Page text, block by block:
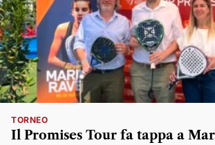
TORNEO
Il Promises Tour fa tappa a